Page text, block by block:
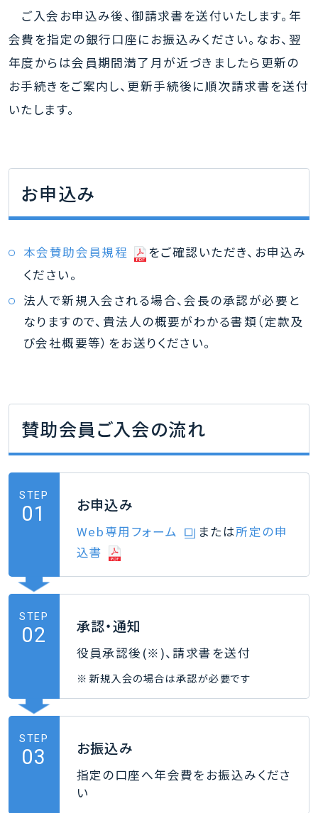
ご入会お申込み後、御請求書を送付いたします。年
会費を指定の銀行口座にお振込みください。なお、翌
年度からは会員期間満了月が近づきましたら更新の
お手続きをご案内し、更新手続後に順次請求書を送付
いたします。
お申込み
本会賛助会員規程
をご確認いただき、お申込み
ください。
法人で新規入会される場合、会長の承認が必要と
なりますので、貴法人の概要がわかる書類（定款及
び会社概要等）をお送りください。
賛助会員ご入会の流れ
STEP
01 お申込み
Web専用フォーム または所定の申
込書
STEP
02 承認・通知
役員承認後(※)、請求書を送付
新規入会の場合は承認が必要です
STEP
03 お振込み
指定の口座へ年会費をお振込みくださ
い